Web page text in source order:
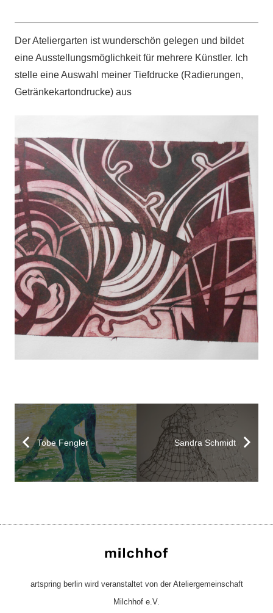
Der Ateliergarten ist wunderschön gelegen und bildet
eine Ausstellungsmöglichkeit für mehrere Künstler. Ich
stelle eine Auswahl meiner Tiefdrucke (Radierungen,
Getränkekartondrucke) aus
Tobe Fengler Sandra Schmidt
artspring berlin wird veranstaltet von der Ateliergemeinschaft
Milchhof e.V.